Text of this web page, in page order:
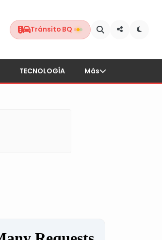
Tránsito BQ
TECNOLOGÍA Más